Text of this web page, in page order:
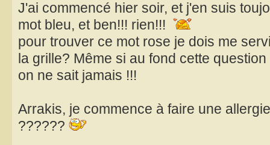
J'ai commencé hier soir, et j'en suis
mot bleu, et ben!!! rien!!!
pour trouver ce mot rose je dois me
la grille? Même si au fond cette
on ne sait jamais !!!
Arrakis, je commence à faire une
??????